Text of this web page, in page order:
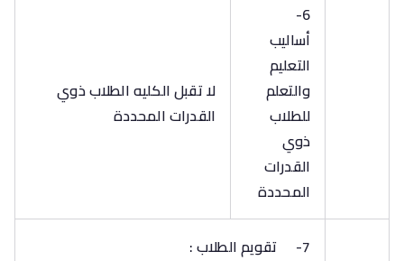
6-
أساليب
التعليم
والتعلم
للطلاب
ذوي
القدرات
المحددة
لا تقبل الكليه الطلاب ذوي
القدرات المحددة
7- تقويم الطلاب :